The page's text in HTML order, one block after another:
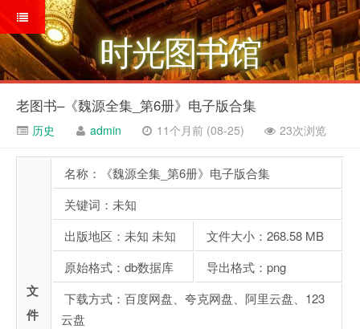
时光图书馆
老图书–《魏源全集_第6册》电子版合集
历史 admin 11个月前 (08-25) 23次浏览
文
件
名称：《魏源全集_第6册》电子版合集
关键词：未知
出版地区：未知 未知
文件大小：268.58 MB
原始格式：db数据库
导出格式：png
下载方式：百度网盘、夸克网盘、阿里云盘、123
云盘